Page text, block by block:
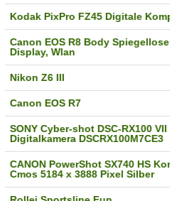
Kodak PixPro FZ45 Digitale
Canon EOS R8 Body
Display, Wlan
Nikon Z6 III
Canon EOS R7
SONY Cyber-shot DSC-RX100
Digitalkamera DSCRX100M7CE3
CANON PowerShot SX740 HS
Cmos 5184 x 3888 Pixel Silber